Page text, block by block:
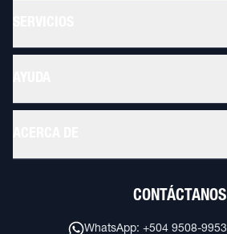
CONTÁCTANOS
WhatsApp: +504 9508-9953